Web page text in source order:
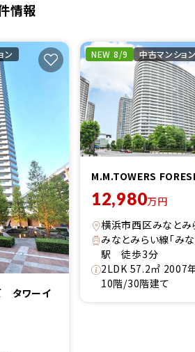
情報
ン
タワーイ
NEW 8/9 中古マンショ
M.M.TOWERS
12,980万円
横浜市西区みなとみ
みなとみらい線「み
駅 徒歩3分
2LDK 57.2㎡ 2007
10階/30階建て